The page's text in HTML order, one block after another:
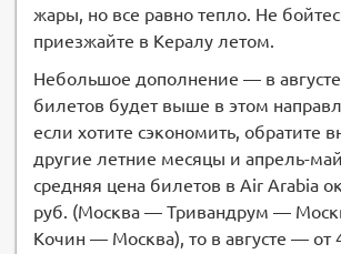
жары, но все равно тепло. Не
приезжайте в Кералу летом.
Небольшое дополнение — в августе
билетов будет выше в этом
если хотите сэкономить, обратите
другие летние месяцы и апрель-
средняя цена билетов в Air Arabia
руб. (Москва — Тривандрум —
Кочин — Москва), то в августе — от